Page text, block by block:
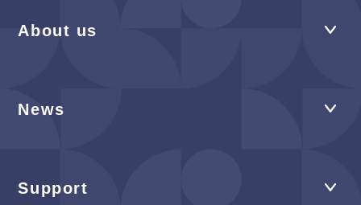
About us
News
Support